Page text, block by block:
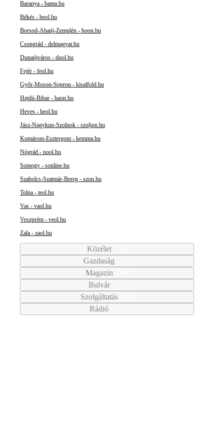
Baranya - bama.hu
Békés - beol.hu
Borsod-Abaúj-Zemplén - boon.hu
Csongrád - delmagyar.hu
Dunaújváros - duol.hu
Fejér - feol.hu
Győr-Moson-Sopron - kisalfold.hu
Hajdú-Bihar - haon.hu
Heves - heol.hu
Jász-Nagykun-Szolnok - szoljon.hu
Komárom-Esztergom - kemma.hu
Nógrád - nool.hu
Somogy - sonline.hu
Szabolcs-Szatmár-Bereg - szon.hu
Tolna - teol.hu
Vas - vaol.hu
Veszprém - veol.hu
Zala - zaol.hu
Közélet
Gazdaság
Magazin
Bulvár
Szolgáltatás
Rádió